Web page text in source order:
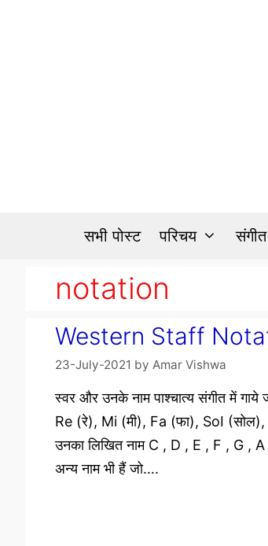
सभी पोस्ट परिचय संगीत
notation
Western Staff
23-July-2021 by Amar Vishwa
स्वर और उनके नाम पाश्चात्य संगीत में गाये
Re (रे), Mi (मी), Fa (फा), SoI
उनका लिखित नाम C , D , E , F , G ,
अन्य नाम भी हैं जो….